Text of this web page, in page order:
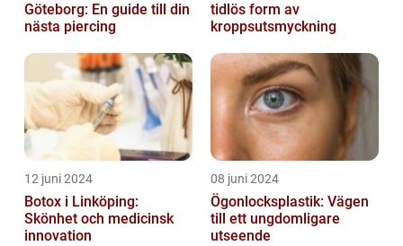
Göteborg: En guide till din
nästa piercing
tidlös form av
kroppsutsmyckning
12 juni 2024
Botox i Linköping:
Skönhet och medicinsk
innovation
08 juni 2024
Ögonlocksplastik: Vägen
till ett ungdomligare
utseende